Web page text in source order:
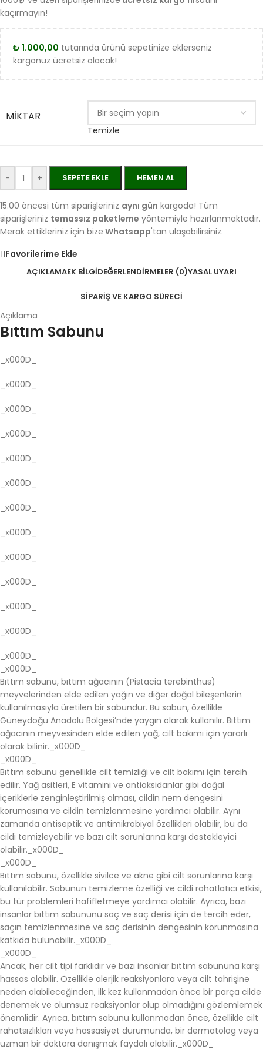
kaçırmayın!
₺ 1.000,00 tutarında ürünü sepetinize eklerseniz
kargonuz ücretsiz olacak!
MIKTAR
Temizle
- + SEPETE EKLE HEMEN AL
15.00 öncesi tüm siparişleriniz aynı gün kargoda! Tüm
siparişleriniz temassız paketleme yöntemiyle hazırlanmaktadır.
Merak ettikleriniz için bize Whatsapp'tan ulaşabilirsiniz.
Favorilerime Ekle
AÇIKLAMAEK BILGIDEĞERLENDIRMELER (0)YASAL UYARI
SIPARIŞ VE KARGO SÜRECI
Açıklama
Bıttım Sabunu
_x000D_
_x000D_
_x000D_
_x000D_
_x000D_
_x000D_
_x000D_
_x000D_
_x000D_
_x000D_
_x000D_
_x000D_
_x000D_
_x000D_
Bıttım sabunu, bıttım ağacının (Pistacia terebinthus)
meyvelerinden elde edilen yağın ve diğer doğal bileşenlerin
kullanılmasıyla üretilen bir sabundur. Bu sabun, özellikle
Güneydoğu Anadolu Bölgesi’nde yaygın olarak kullanılır. Bıttım
ağacının meyvesinden elde edilen yağ, cilt bakımı için yararlı
olarak bilinir._x000D_
_x000D_
Bıttım sabunu genellikle cilt temizliği ve cilt bakımı için tercih
edilir. Yağ asitleri, E vitamini ve antioksidanlar gibi doğal
içeriklerle zenginleştirilmiş olması, cildin nem dengesini
korumasına ve cildin temizlenmesine yardımcı olabilir. Aynı
zamanda antiseptik ve antimikrobiyal özellikleri olabilir, bu da
cildi temizleyebilir ve bazı cilt sorunlarına karşı destekleyici
olabilir._x000D_
_x000D_
Bıttım sabunu, özellikle sivilce ve akne gibi cilt sorunlarına karşı
kullanılabilir. Sabunun temizleme özelliği ve cildi rahatlatıcı etkisi,
bu tür problemleri hafifletmeye yardımcı olabilir. Ayrıca, bazı
insanlar bıttım sabununu saç ve saç derisi için de tercih eder,
saçın temizlenmesine ve saç derisinin dengesinin korunmasına
katkıda bulunabilir._x000D_
_x000D_
Ancak, her cilt tipi farklıdır ve bazı insanlar bıttım sabununa karşı
hassas olabilir. Özellikle alerjik reaksiyonlara veya cilt tahrişine
neden olabileceğinden, ilk kez kullanmadan önce bir parça cilde
denemek ve olumsuz reaksiyonlar olup olmadığını gözlemlemek
önemlidir. Ayrıca, bıttım sabunu kullanmadan önce, özellikle cilt
rahatsızlıkları veya hassasiyet durumunda, bir dermatolog veya
uzman bir doktora danışmak faydalı olabilir._x000D_